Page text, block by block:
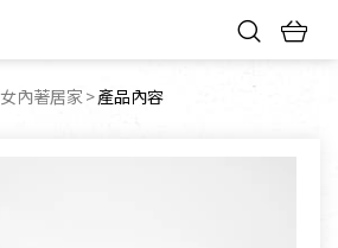
女內著居家 目前頁面：
產品內容